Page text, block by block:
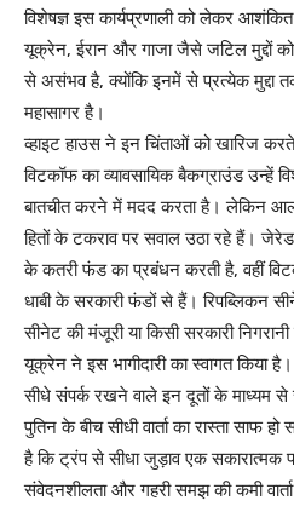
विशेषज्ञ इस कार्यप्रणाली को लेकर आशंकित
यूक्रेन, ईरान और गाजा जैसे जटिल मुद्दों
से असंभव है, क्योंकि इनमें से प्रत्येक मुद्दा
महासागर है।
व्हाइट हाउस ने इन चिंताओं को खारिज
विटकॉफ का व्यावसायिक बैकग्राउंड उन्हें
बातचीत करने में मदद करता है। लेकिन
हितों के टकराव पर सवाल उठा रहे हैं।
के कतरी फंड का प्रबंधन करती है, वहीं
धाबी के सरकारी फंडों से हैं। रिपब्लिकन
सीनेट की मंजूरी या किसी सरकारी
यूक्रेन ने इस भागीदारी का स्वागत किया
सीधे संपर्क रखने वाले इन दूतों के माध्यम से
पुतिन के बीच सीधी वार्ता का रास्ता साफ
है कि ट्रंप से सीधा जुड़ाव एक सकारात्मक
संवेदनशीलता और गहरी समझ की कमी